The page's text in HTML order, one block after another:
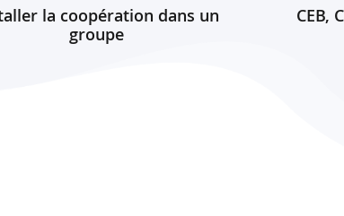
la coopération dans un
groupe
CEB,